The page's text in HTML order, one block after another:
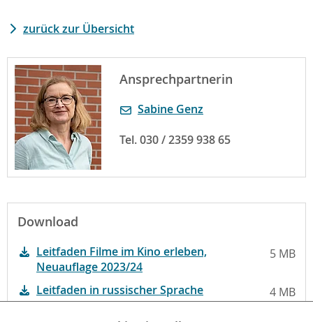
zurück zur Übersicht
Ansprechpartnerin
Sabine Genz
Tel. 030 / 2359 938 65
Download
Leitfaden Filme im Kino erleben,
Neuauflage 2023/24
5 MB
Leitfaden in russischer Sprache 4 MB